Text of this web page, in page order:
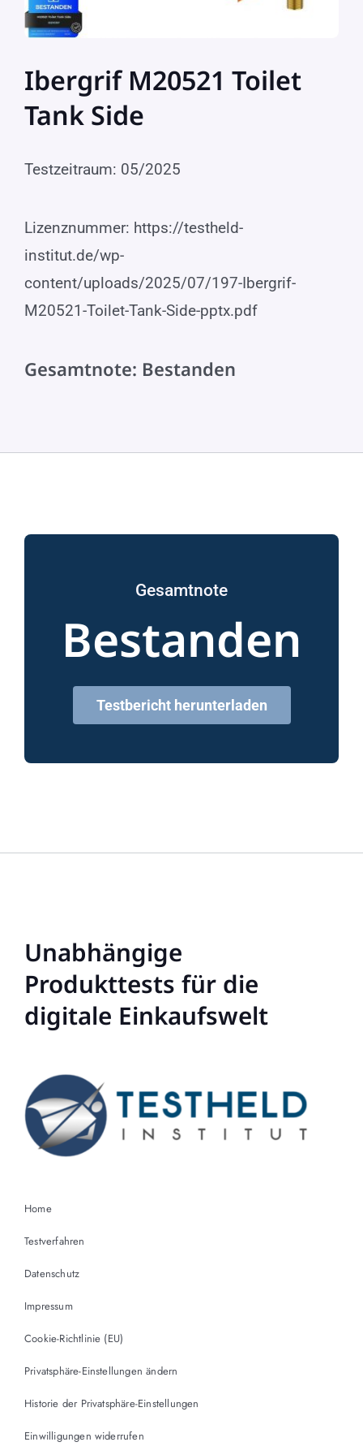
Ibergrif M20521 Toilet
Tank Side
Testzeitraum: 05/2025
Lizenznummer: https://testheld-
institut.de/wp-
content/uploads/2025/07/197-Ibergrif-
M20521-Toilet-Tank-Side-pptx.pdf
Gesamtnote: Bestanden
Gesamtnote
Bestanden
Testbericht herunterladen
Unabhängige
Produkttests für die
digitale Einkaufswelt
Home
Testverfahren
Datenschutz
Impressum
Cookie-Richtlinie (EU)
Privatsphäre-Einstellungen ändern
Historie der Privatsphäre-Einstellungen
Einwilligungen widerrufen